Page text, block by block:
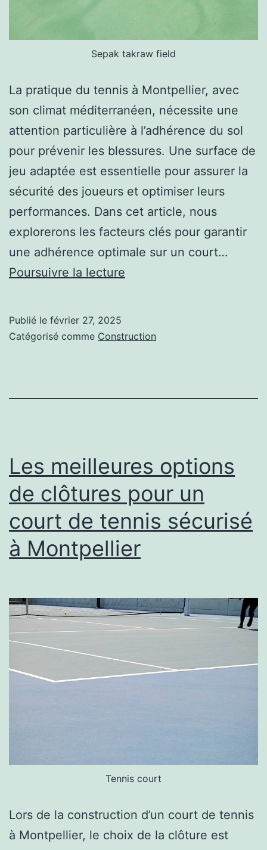
Sepak takraw field
La pratique du tennis à Montpellier, avec
son climat méditerranéen, nécessite une
attention particulière à l’adhérence du sol
pour prévenir les blessures. Une surface de
jeu adaptée est essentielle pour assurer la
sécurité des joueurs et optimiser leurs
performances. Dans cet article, nous
explorerons les facteurs clés pour garantir
une adhérence optimale sur un court…
Poursuivre la lecture
adhérence
sur
un
terrain
de
tennis
Montpellier
Publié le février 27, 2025
Catégorisé comme Construction
Les meilleures options
de clôtures pour un
court de tennis sécurisé
à Montpellier
Tennis court
Lors de la construction d’un court de tennis
à Montpellier, le choix de la clôture est